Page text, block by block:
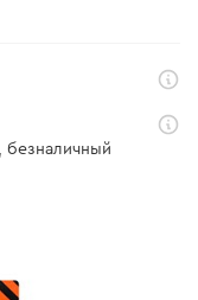
безналичный